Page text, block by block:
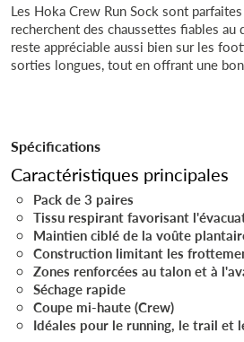
Les Hoka Crew Run Sock sont
recherchent des chaussettes fiables
reste appréciable aussi bien sur les
sorties longues, tout en offrant une
Spécifications
Caractéristiques principales
Pack de 3 paires
Tissu respirant favorisant
Maintien ciblé de la voûte
Construction limitant les
Zones renforcées au talon et à
Séchage rapide
Coupe mi-haute (Crew)
Idéales pour le running, le trail et